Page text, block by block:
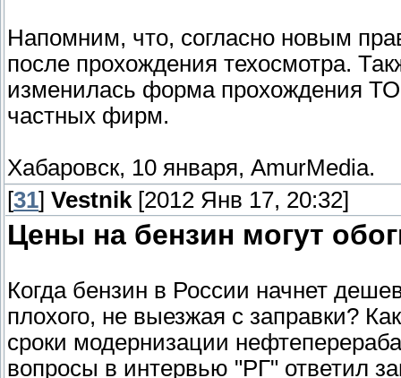
Напомним, что, согласно новым
после прохождения техосмотра.
изменилась форма прохождения
частных фирм.
Хабаровск, 10 января, AmurMedia.
[31] Vestnik [2012 Янв 17, 20:32]
Цены на бензин могут
Когда бензин в России начнет
плохого, не выезжая с заправки?
сроки модернизации
вопросы в интервью "РГ" ответил